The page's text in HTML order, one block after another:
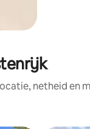
netheid en